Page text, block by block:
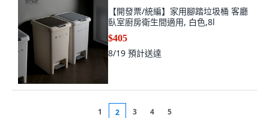
【開發票/統編】家用腳踏垃圾桶 客廳
臥室廚房衛生間適用, 白色,8l
$405
8/19 預計送達
1 2 3 4 5